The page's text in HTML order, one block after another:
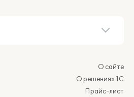
О сайте
О решениях 1С
Прайс-лист